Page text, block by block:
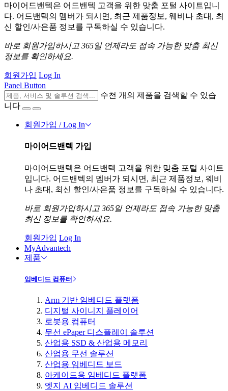
마이어드밴텍은 어드밴텍 고객을 위한 맞춤 포털 사이트입니
다. 어드밴텍의 멤버가 되시면, 최근 제품정보, 웨비나 초대, 최
신 할인/사은품 정보를 구독하실 수 있습니다.
바로 회원가입하시고 365일 언제라도 접속 가능한 맞춤 최신
정보를 확인하세요.
회원가입 Log In
Panel Button
수천 개의 제품을 검색할 수 있습
니다
회원가입 / Log In
마이어드밴텍 가입
마이어드밴텍은 어드밴텍 고객을 위한 맞춤 포털 사이트
입니다. 어드밴텍의 멤버가 되시면, 최근 제품정보, 웨비
나 초대, 최신 할인/사은품 정보를 구독하실 수 있습니다.
바로 회원가입하시고 365일 언제라도 접속 가능한 맞춤
최신 정보를 확인하세요.
회원가입 Log In
MyAdvantech
제품
임베디드 컴퓨터
Arm 기반 임베디드 플랫폼
디지털 사이니지 플레이어
로봇용 컴퓨터
무선 ePaper 디스플레이 솔루션
산업용 SSD & 산업용 메모리
산업용 무선 솔루션
산업용 임베디드 보드
아케이드용 임베디드 플랫폼
엣지 AI 임베디드 솔루션